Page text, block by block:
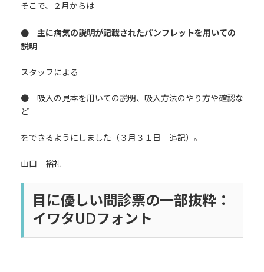
そこで、２月からは
● 主に病気の説明が記載されたパンフレットを用いての
説明
スタッフによる
● 吸入の見本を用いての説明、吸入方法のやり方や確認な
ど
をできるようにしました（３月３１日 追記）。
山口 裕礼
目に優しい問診票の一部抜粋：
イワタUDフォント